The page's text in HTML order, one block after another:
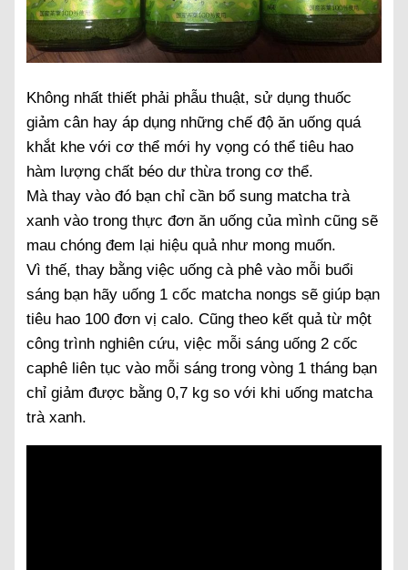
Không nhất thiết phải phẫu thuật, sử dụng thuốc
giảm cân hay áp dụng những chế độ ăn uống quá
khắt khe với cơ thể mới hy vọng có thể tiêu hao
hàm lượng chất béo dư thừa trong cơ thể.
Mà thay vào đó bạn chỉ cần bổ sung matcha trà
xanh vào trong thực đơn ăn uống của mình cũng sẽ
mau chóng đem lại hiệu quả như mong muốn.
Vì thế, thay bằng việc uống cà phê vào mỗi buổi
sáng bạn hãy uống 1 cốc matcha nongs sẽ giúp bạn
tiêu hao 100 đơn vị calo. Cũng theo kết quả từ một
công trình nghiên cứu, việc mỗi sáng uống 2 cốc
caphê liên tục vào mỗi sáng trong vòng 1 tháng bạn
chỉ giảm được bằng 0,7 kg so với khi uống matcha
trà xanh.